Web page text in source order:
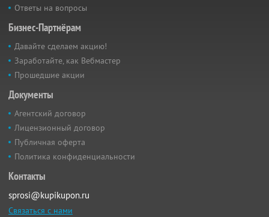
Ответы на вопросы
Бизнес-Партнёрам
Давайте сделаем акцию!
Заработайте, как Вебмастер
Прошедшие акции
Документы
Агентский договор
Лицензионный договор
Публичная оферта
Политика конфиденциальности
Контакты
sprosi@kupikupon.ru
Связаться с нами